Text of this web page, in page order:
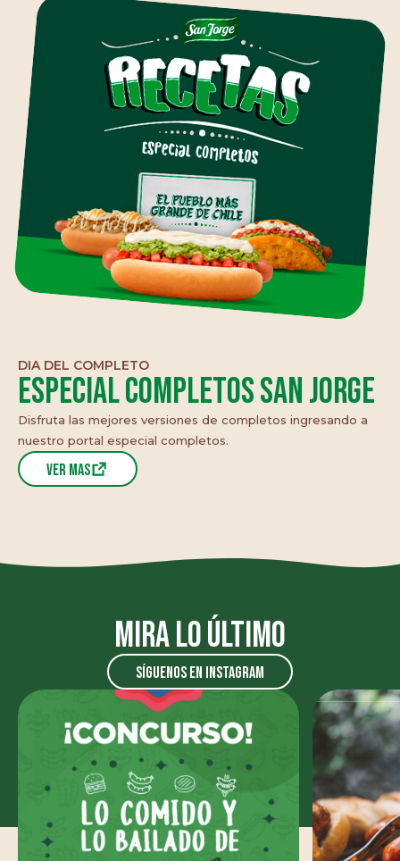
DIA DEL COMPLETO
Especial Completos San Jorge
Disfruta las mejores versiones de completos ingresando a
nuestro portal especial completos.
Ver mas
Mira lo último
síguenos en instagram